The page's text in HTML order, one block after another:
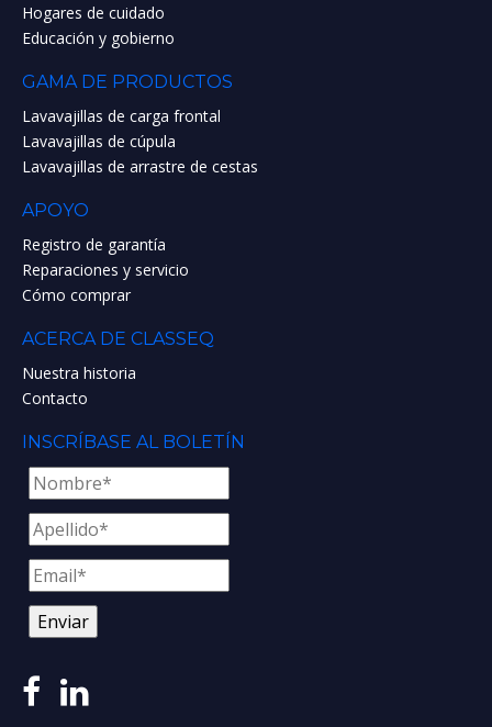
Hogares de cuidado
Educación y gobierno
GAMA DE PRODUCTOS
Lavavajillas de carga frontal
Lavavajillas de cúpula
Lavavajillas de arrastre de cestas
APOYO
Registro de garantía
Reparaciones y servicio
Cómo comprar
ACERCA DE CLASSEQ
Nuestra historia
Contacto
INSCRÍBASE AL BOLETÍN